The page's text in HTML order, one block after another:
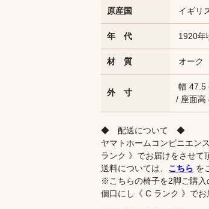
原産国 イギリ
年 代 1920年
材 質 オーク
外 寸
幅 47.5
/ 座面高
◆ 配送について ◆
ヤマトホームコンビニエン
ランク 》でお届けをさせて
送料については、 こちら を
※こちらの椅子を2脚ご購入
個口にし《 C ランク 》でお